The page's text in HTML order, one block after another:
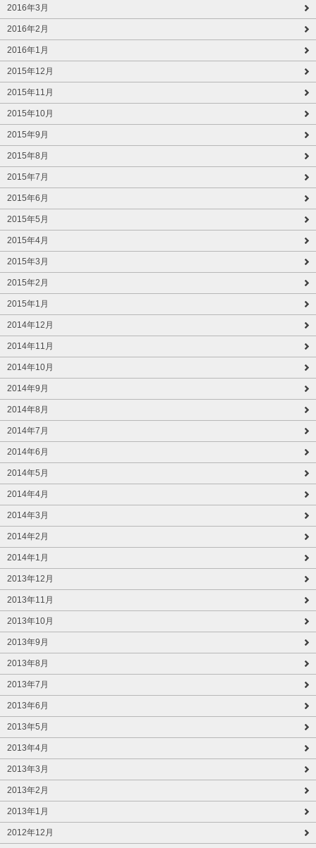
2016年3月
2016年2月
2016年1月
2015年12月
2015年11月
2015年10月
2015年9月
2015年8月
2015年7月
2015年6月
2015年5月
2015年4月
2015年3月
2015年2月
2015年1月
2014年12月
2014年11月
2014年10月
2014年9月
2014年8月
2014年7月
2014年6月
2014年5月
2014年4月
2014年3月
2014年2月
2014年1月
2013年12月
2013年11月
2013年10月
2013年9月
2013年8月
2013年7月
2013年6月
2013年5月
2013年4月
2013年3月
2013年2月
2013年1月
2012年12月